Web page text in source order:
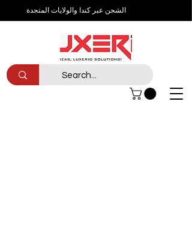
الشحن عبر كندا والولايات المتحدة